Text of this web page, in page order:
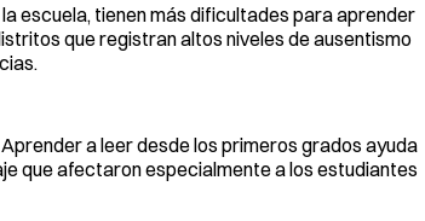
escuela, tienen más dificultades para aprender
que registran altos niveles de ausentismo
a leer desde los primeros grados ayuda
que afectaron especialmente a los estudiantes